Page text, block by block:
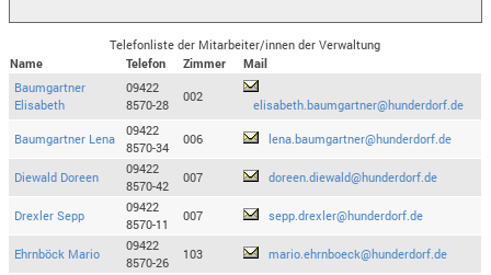
Telefonliste der Mitarbeiter/innen der Verwaltung
Name
Telefon Zimmer
Mail
Baumgartner
Elisabeth
09422
8570-28
002
elisabeth.baumgartner@hunderdorf.de
Baumgartner Lena
09422
8570-34
006 lena.baumgartner@hunderdorf.de
Diewald Doreen
09422
8570-42
007 doreen.diewald@hunderdorf.de
Drexler Sepp
09422
8570-11
007 sepp.drexler@hunderdorf.de
Ehrnböck Mario
09422
8570-26
103 mario.ehrnboeck@hunderdorf.de